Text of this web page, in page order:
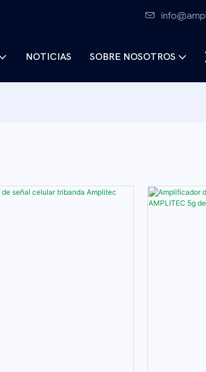
NOTICIAS SOBRE NOSOTROS